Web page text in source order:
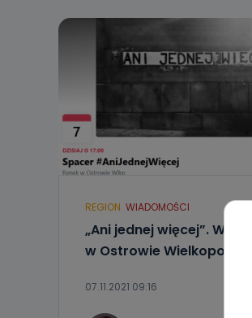
REGION WIADOMOŚCI
„Ani jednej więcej”. W
w Ostrowie Wielkopolskim
07.11.2021 09:16